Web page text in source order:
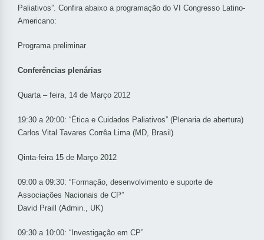
Paliativos”. Confira abaixo a programação do VI Congresso Latino-
Americano:
Programa preliminar
Conferências plenárias
Quarta – feira, 14 de Março 2012
19:30 a 20:00: “Ética e Cuidados Paliativos” (Plenaria de abertura)
Carlos Vital Tavares Corrêa Lima (MD, Brasil)
Qinta-feira 15 de Março 2012
09:00 a 09:30: “Formação, desenvolvimento e suporte de
Associações Nacionais de CP”
David Praill (Admin., UK)
09:30 a 10:00: “Investigação em CP”